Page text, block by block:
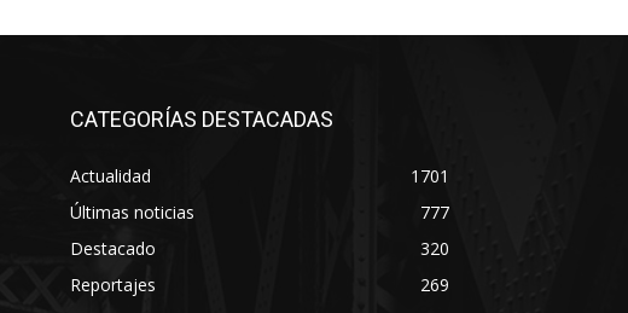
CATEGORÍAS DESTACADAS
Actualidad
1701
Últimas noticias
777
Destacado
320
Reportajes
269